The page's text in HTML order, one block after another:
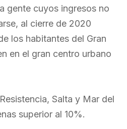
gente cuyos ingresos no
al cierre de 2020
los habitantes del Gran
en el gran centro urbano
Salta y Mar del
superior al 10%.